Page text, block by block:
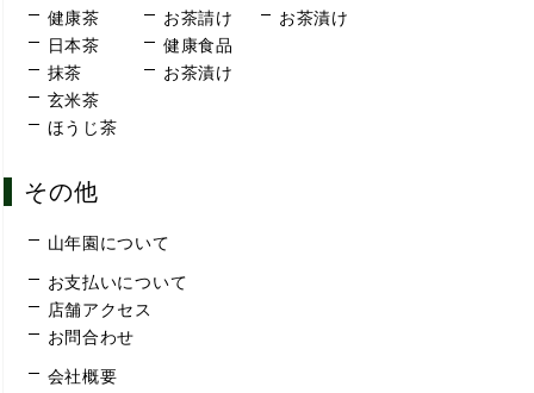
健康茶
日本茶
抹茶
玄米茶
ほうじ茶
お茶請け
健康食品
お茶漬け
お茶漬け
その他
山年園について
お支払いについて
店舗アクセス
お問合わせ
会社概要